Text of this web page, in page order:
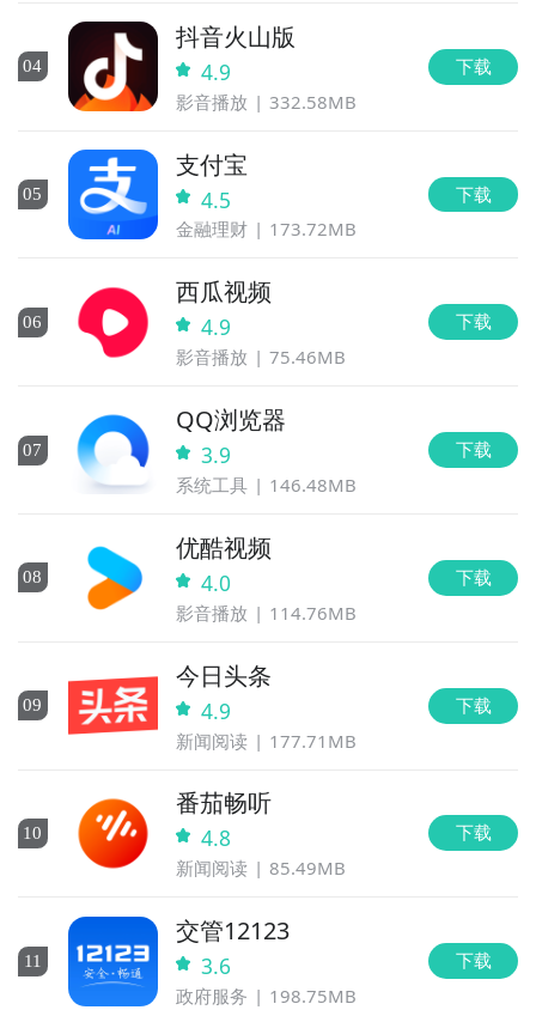
04
抖音火山版
4.9
影音播放 332.58MB
下载
05
支付宝
4.5
金融理财 173.72MB
下载
06
西瓜视频
4.9
影音播放 75.46MB
下载
07
QQ浏览器
3.9
系统工具 146.48MB
下载
08
优酷视频
4.0
影音播放 114.76MB
下载
09
今日头条
4.9
新闻阅读 177.71MB
下载
10
番茄畅听
4.8
新闻阅读 85.49MB
下载
11
交管12123
3.6
政府服务 198.75MB
下载